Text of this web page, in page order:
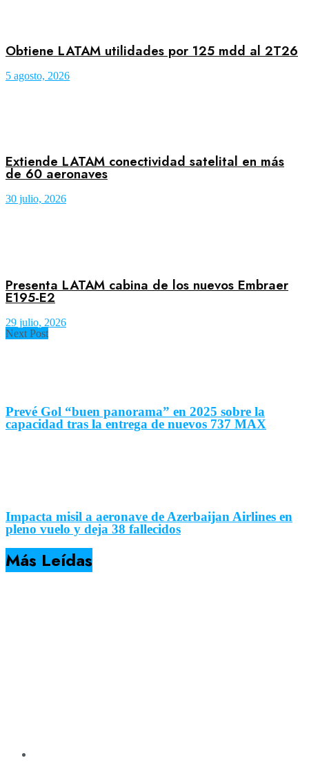
Obtiene LATAM utilidades por 125 mdd al 2T26
5 agosto, 2026
Extiende LATAM conectividad satelital en más
de 60 aeronaves
30 julio, 2026
Presenta LATAM cabina de los nuevos Embraer
E195-E2
29 julio, 2026
Next Post
Prevé Gol “buen panorama” en 2025 sobre la
capacidad tras la entrega de nuevos 737 MAX
Impacta misil a aeronave de Azerbaijan Airlines en
pleno vuelo y deja 38 fallecidos
Más Leídas